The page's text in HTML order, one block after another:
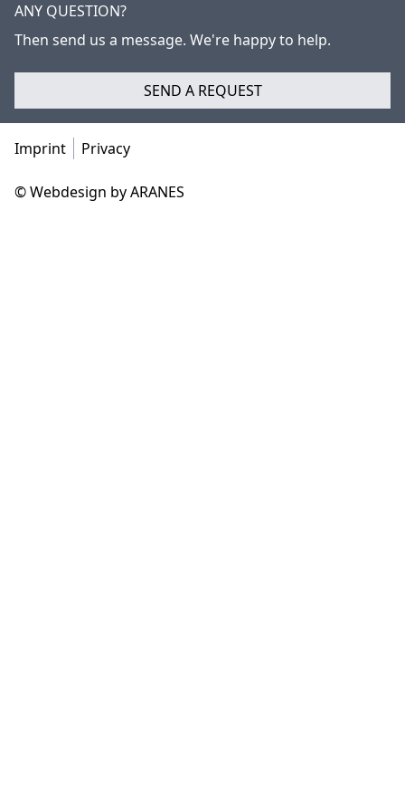
ANY QUESTION?
Then send us a message. We're happy to help.
SEND A REQUEST
Imprint Privacy
© Webdesign by ARANES